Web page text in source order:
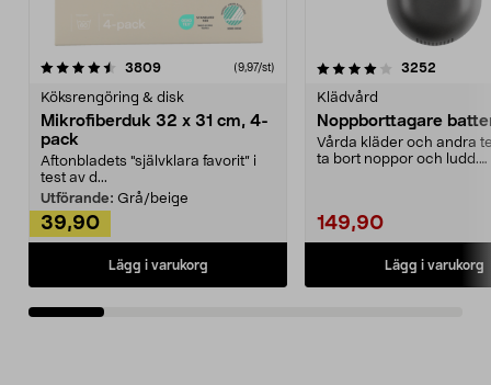
3809recensioner (9,97/st)
Köksrengöring & disk
Mikrofiberduk 32 x 31 cm, 4-
pack
Aftonbladets "självklara favorit” i
test av d...
Utförande: Grå/beige
39,90
Lägg i varukorg
4.0av 5 stjärnor 3252
Klädvård
Noppborttagare
Vårda kläder och andra
ta bort noppor och ludd.
149,90
Lägg i varukorg
4.5av 5 stjärnor